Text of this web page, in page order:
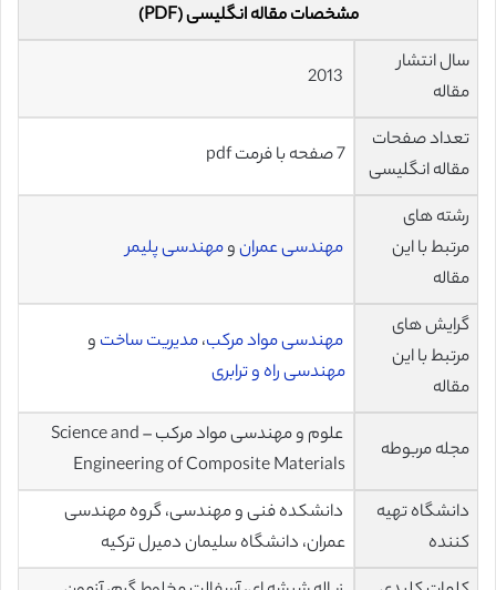
مشخصات مقاله انگلیسی (PDF)
سال انتشار
مقاله
تعداد صفحات
مقاله انگلیسی
7 صفحه با فرمت pdf
رشته های
مرتبط با این
مقاله
مهندسی عمرانومهندسی پلیمر
گرایش های
مرتبط با این
مقاله
مهندسی مواد مرکب،مدیریت ساخت و
مهندسی راه و ترابری
مجله مربوطه
علوم و مهندسی مواد مرکب – Science and
Engineering of Composite Materials
دانشگاه تهیه
کننده
دانشکده فنی و مهندسی، گروه مهندسی
عمران، دانشگاه سلیمان دمیرل ترکیه